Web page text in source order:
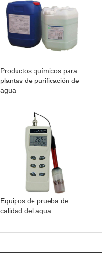
Productos químicos para
plantas de purificación de
agua
Equipos de prueba de
calidad del agua